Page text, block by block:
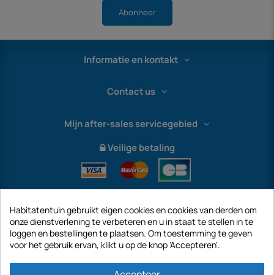
Abonneer
Informatie en kontakt
Contact us
Mijn after-sales servicegebied
Veilige betaling
International
Habitatentuin gebruikt eigen cookies en cookies van derden om
onze dienstverlening te verbeteren en u in staat te stellen in te
loggen en bestellingen te plaatsen. Om toestemming te geven
voor het gebruik ervan, klikt u op de knop 'Accepteren'.